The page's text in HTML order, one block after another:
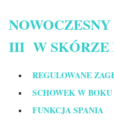
III W SKÓRZE
REGULOWANE
SCHOWEK W BOKU
FUNKCJA SPANIA